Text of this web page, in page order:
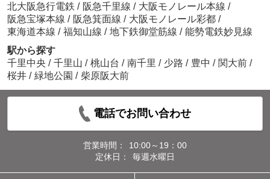
北大阪急行電鉄 / 阪急千里線 / 大阪モノレール本線 /
阪急宝塚本線 / 阪急箕面線 / 大阪モノレール彩都 /
東海道本線 / 福知山線 / 地下鉄御堂筋線 / 能勢電鉄妙見線
駅から探す
千里中央 / 千里山 / 桃山台 / 南千里 / 少路 / 豊中 / 関大前 /
桜井 / 緑地公園 / 柴原阪大前
電話でお問い合わせ
営業時間：
10:00～19：00
定休日：
毎週水曜日